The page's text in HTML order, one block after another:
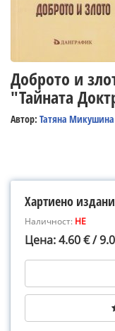
Доброто и
"Тайната
Автор: Татяна Микушина
Хартиено
Наличност: НЕ
Цена: 4.60 € /